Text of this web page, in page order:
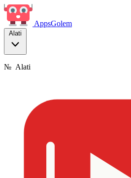
AppsGolem
Alati
№ Alati